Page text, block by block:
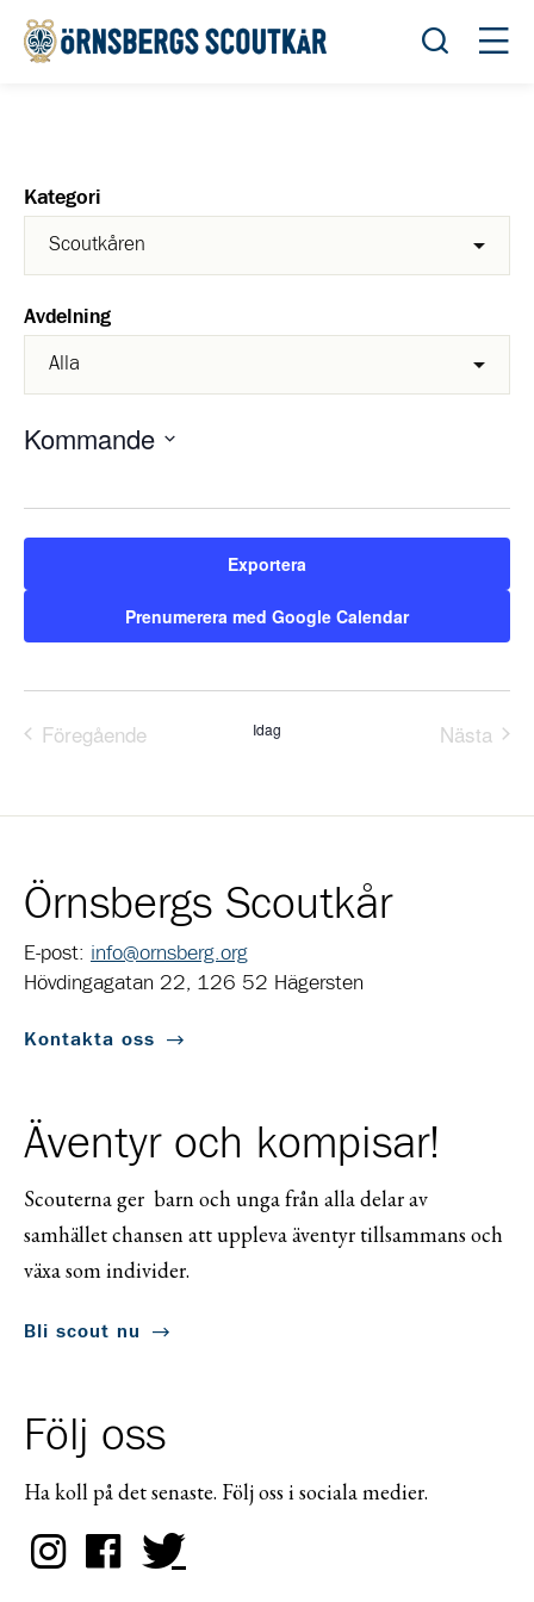
Öppna
Kategori
Avdelning
Kommande
datum.
Exportera
Prenumerera med Google Calendar
Föregående
Idag
Nästa
Örnsbergs Scoutkår
E-post: info@ornsberg.org
Hövdingagatan 22, 126 52 Hägersten
Kontakta oss
Äventyr och kompisar!
Scouterna ger barn och unga från alla delar av
samhället chansen att uppleva äventyr tillsammans och
växa som individer.
Bli scout nu
Följ oss
Ha koll på det senaste. Följ oss i sociala medier.